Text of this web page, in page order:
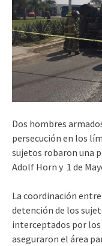
Dos hombres
persecución en los
sujetos robaron una
Adolf Horn y 1 de
La coordinación
detención de los
interceptados por los
aseguraron el área